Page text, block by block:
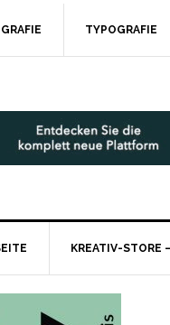
TYPOGRAFIE
KREATIV-STORE